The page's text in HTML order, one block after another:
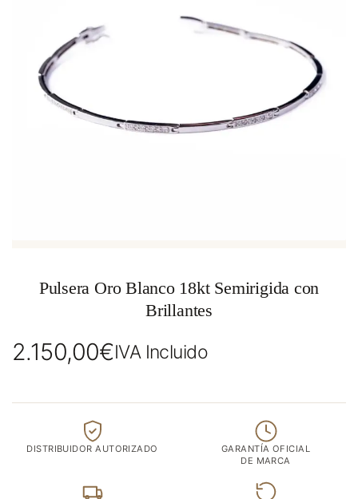
Pulsera Oro Blanco 18kt Semirigida con
Brillantes
2.150,00€IVA Incluido
DISTRIBUIDOR AUTORIZADO
GARANTÍA OFICIAL
DE MARCA